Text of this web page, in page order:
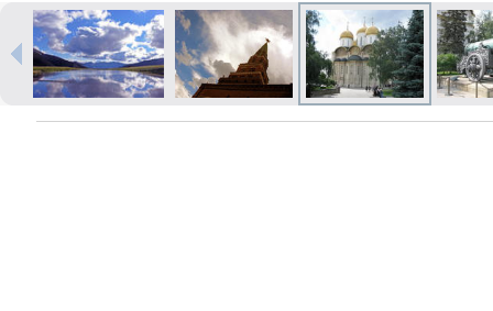
Печать в течение 1 часа в Риге –
закажите онлайн
Различные форматы и виды